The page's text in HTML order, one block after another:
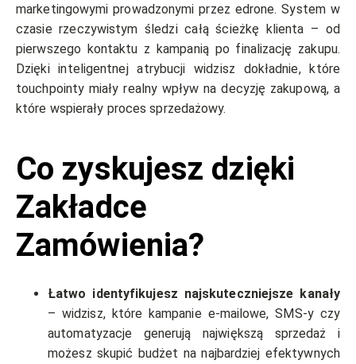
marketingowymi prowadzonymi przez edrone. System w
czasie rzeczywistym śledzi całą ścieżkę klienta – od
pierwszego kontaktu z kampanią po finalizację zakupu.
Dzięki inteligentnej atrybucji widzisz dokładnie, które
touchpointy miały realny wpływ na decyzję zakupową, a
które wspierały proces sprzedażowy.
Co zyskujesz dzięki
Zakładce
Zamówienia?
Łatwo identyfikujesz najskuteczniejsze kanały
– widzisz, które kampanie e-mailowe, SMS-y czy
automatyzacje generują największą sprzedaż i
możesz skupić budżet na najbardziej efektywnych